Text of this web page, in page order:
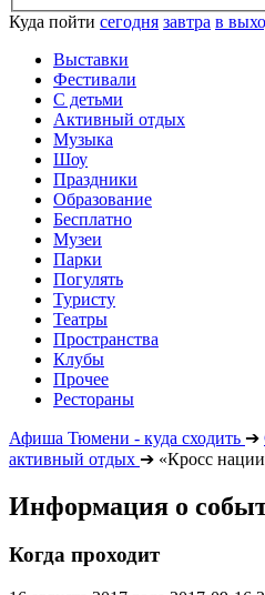
Куда пойти сегодня завтра в
Выставки
Фестивали
С детьми
Активный отдых
Музыка
Шоу
Праздники
Образование
Бесплатно
Музеи
Парки
Погулять
Туристу
Театры
Пространства
Клубы
Прочее
Рестораны
Афиша Тюмени - куда сходить ➔
активный отдых ➔ «Кросс
Информация о
Когда проходит